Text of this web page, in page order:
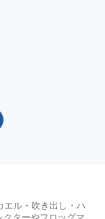
エル・吹き出し・ハ